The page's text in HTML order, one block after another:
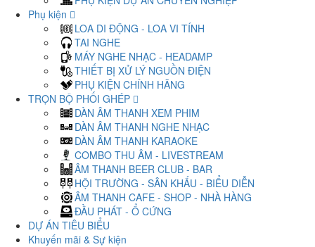
Phụ kiện
LOA DI ĐỘNG - LOA VI TÍNH
TAI NGHE
MÁY NGHE NHẠC - HEADAMP
THIẾT BỊ XỬ LÝ NGUỒN ĐIỆN
PHỤ KIỆN CHÍNH HÃNG
TRỌN BỘ PHỐI GHÉP
DÀN ÂM THANH XEM PHIM
DÀN ÂM THANH NGHE NHẠC
DÀN ÂM THANH KARAOKE
COMBO THU ÂM - LIVESTREAM
ÂM THANH BEER CLUB - BAR
HỘI TRƯỜNG - SÂN KHẤU - BIỂU DIỄN
ÂM THANH CAFE - SHOP - NHÀ HÀNG
ĐẦU PHÁT - Ổ CỨNG
DỰ ÁN TIÊU BIỂU
Khuyến mãi & Sự kiện